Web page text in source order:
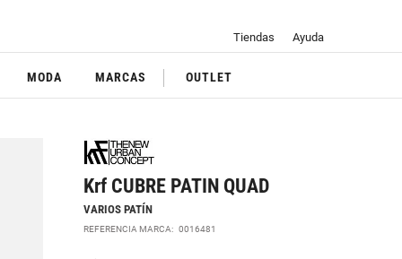
Tiendas Ayuda
MODA MARCAS OUTLET
Krf CUBRE PATIN QUAD
VARIOS PATÍN
REFERENCIA MARCA:0016481